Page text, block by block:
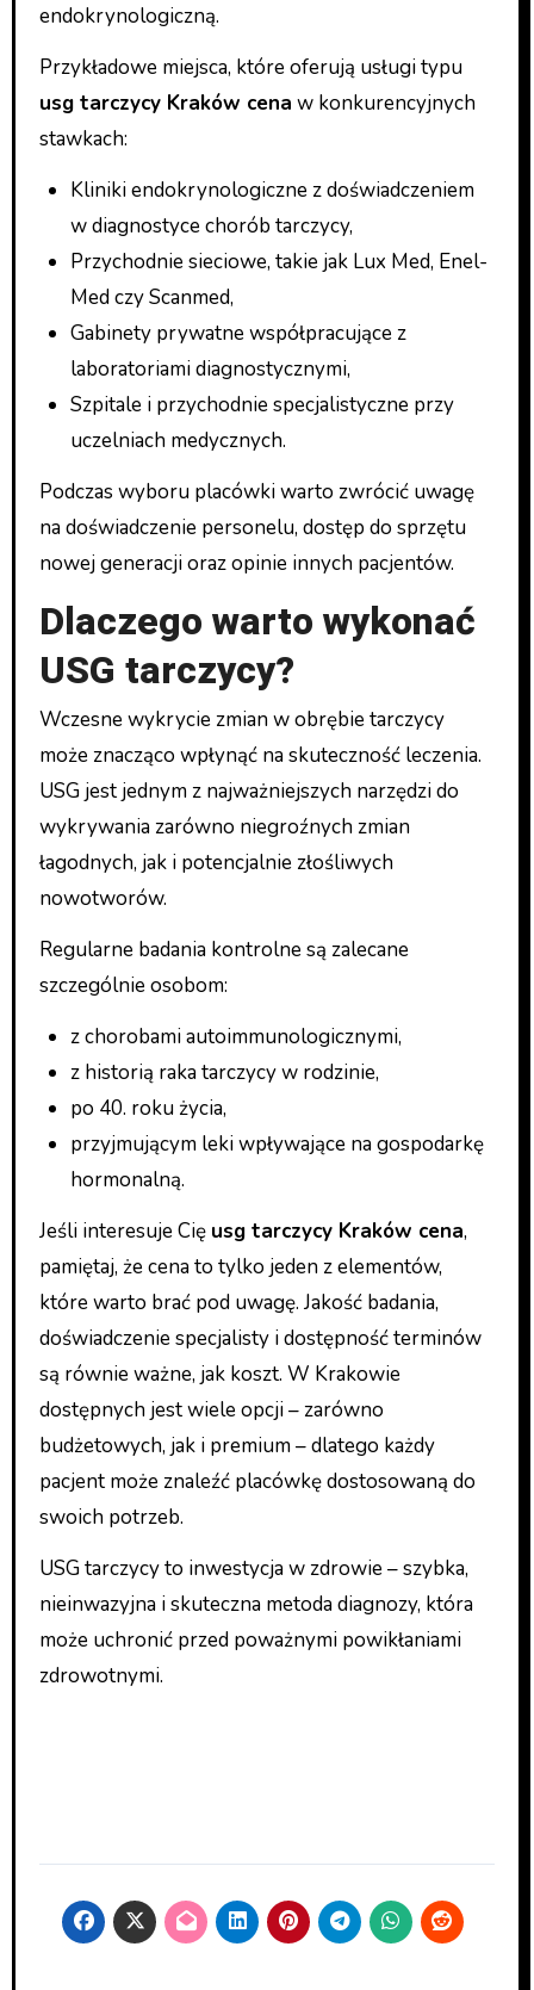
endokrynologiczną.
Przykładowe miejsca, które oferują usługi typu
usg tarczycy Kraków cena w konkurencyjnych
stawkach:
Kliniki endokrynologiczne z doświadczeniem
w diagnostyce chorób tarczycy,
Przychodnie sieciowe, takie jak Lux Med, Enel-
Med czy Scanmed,
Gabinety prywatne współpracujące z
laboratoriami diagnostycznymi,
Szpitale i przychodnie specjalistyczne przy
uczelniach medycznych.
Podczas wyboru placówki warto zwrócić uwagę
na doświadczenie personelu, dostęp do sprzętu
nowej generacji oraz opinie innych pacjentów.
Dlaczego warto wykonać
USG tarczycy?
Wczesne wykrycie zmian w obrębie tarczycy
może znacząco wpłynąć na skuteczność leczenia.
USG jest jednym z najważniejszych narzędzi do
wykrywania zarówno niegroźnych zmian
łagodnych, jak i potencjalnie złośliwych
nowotworów.
Regularne badania kontrolne są zalecane
szczególnie osobom:
z chorobami autoimmunologicznymi,
z historią raka tarczycy w rodzinie,
po 40. roku życia,
przyjmującym leki wpływające na gospodarkę
hormonalną.
Jeśli interesuje Cię usg tarczycy Kraków cena,
pamiętaj, że cena to tylko jeden z elementów,
które warto brać pod uwagę. Jakość badania,
doświadczenie specjalisty i dostępność terminów
są równie ważne, jak koszt. W Krakowie
dostępnych jest wiele opcji – zarówno
budżetowych, jak i premium – dlatego każdy
pacjent może znaleźć placówkę dostosowaną do
swoich potrzeb.
USG tarczycy to inwestycja w zdrowie – szybka,
nieinwazyjna i skuteczna metoda diagnozy, która
może uchronić przed poważnymi powikłaniami
zdrowotnymi.